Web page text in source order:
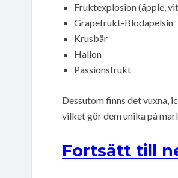
Fruktexplosion (äpple,
Grapefrukt-Blodapelsin
Krusbär
Hallon
Passionsfrukt
Dessutom finns det vuxna,
vilket gör dem unika på
Fortsätt till